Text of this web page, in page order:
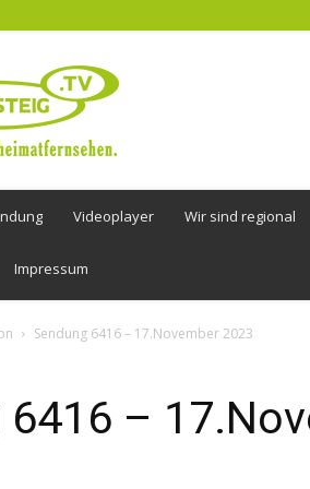
Videoplayer Wir sind regional
Impressum
Sendung 6416 – 17.November 2023
6416 –